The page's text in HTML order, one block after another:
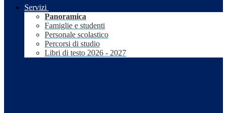
Servizi
Panoramica
Famiglie e studenti
Personale scolastico
Percorsi di studio
Libri di testo 2026 - 2027